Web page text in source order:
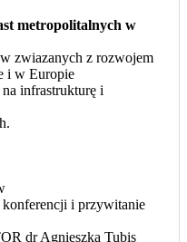
metropolitalnych w
zwiazanych z rozwojem
i w Europie
infrastrukturę i
konferencji i przywitanie
dr Agnieszka Tubis